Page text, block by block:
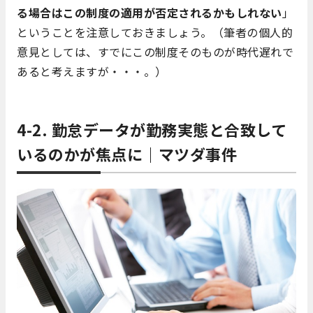
る場合はこの制度の適用が否定されるかもしれない 」
ということを注意しておきましょう。（筆者の個人的
意見としては、すでにこの制度そのものが時代遅れで
あると考えますが・・・。）
4-2. 勤怠データが勤務実態と合致して
いるのかが焦点に｜マツダ事件